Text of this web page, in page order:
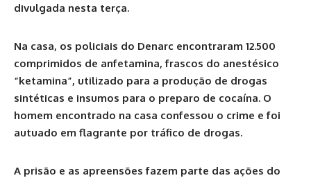
divulgada nesta terça.
Na casa, os policiais do Denarc encontraram 12.500
comprimidos de anfetamina, frascos do anestésico
“ketamina”, utilizado para a produção de drogas
sintéticas e insumos para o preparo de cocaína. O
homem encontrado na casa confessou o crime e foi
autuado em flagrante por tráfico de drogas.
A prisão e as apreensões fazem parte das ações do